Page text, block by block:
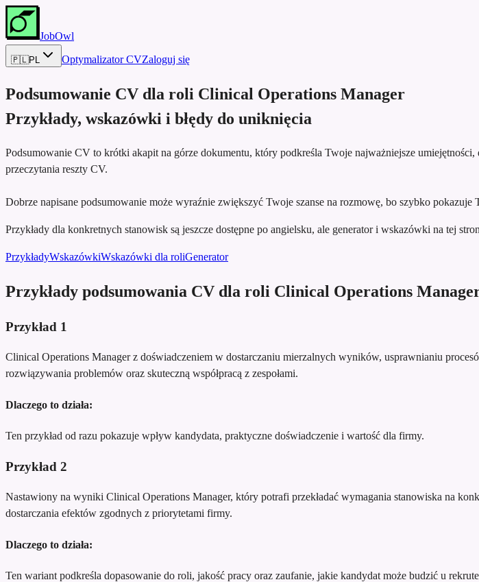
JobOwl
🇵🇱PL Optymalizator CVZaloguj się
Podsumowanie CV dla roli Clinical Operations Manager
Przykłady, wskazówki i błędy do uniknięcia
Podsumowanie CV to krótki akapit na górze dokumentu, który podkreśla Twoje najważniejsze
przeczytania reszty CV.
Dobrze napisane podsumowanie może wyraźnie zwiększyć Twoje szanse na rozmowę, bo szybko
Przykłady dla konkretnych stanowisk są jeszcze dostępne po angielsku, ale generator i wskazówki na tej
PrzykładyWskazówkiWskazówki dla roliGenerator
Przykłady podsumowania CV dla roli Clinical Operations
Przykład 1
Clinical Operations Manager z doświadczeniem w dostarczaniu mierzalnych wyników, usprawnianiu
rozwiązywania problemów oraz skuteczną współpracą z zespołami.
Dlaczego to działa:
Ten przykład od razu pokazuje wpływ kandydata, praktyczne doświadczenie i wartość dla firmy.
Przykład 2
Nastawiony na wyniki Clinical Operations Manager, który potrafi przekładać wymagania stanowiska na
dostarczania efektów zgodnych z priorytetami firmy.
Dlaczego to działa:
Ten wariant podkreśla dopasowanie do roli, jakość pracy oraz zaufanie, jakie kandydat może budzić u